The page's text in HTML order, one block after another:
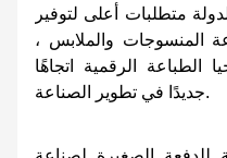
متطلبات أعلى لتوفير
المنسوجات والملابس ،
الطباعة الرقمية اتجاهًا
جديدًا في تطوير الصناعة.